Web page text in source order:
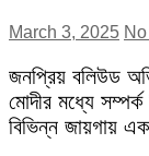
March 3, 2025
জনপ্রিয় বলিউড
মোদীর মধ্যে
বিভিন্ন জায়গায়